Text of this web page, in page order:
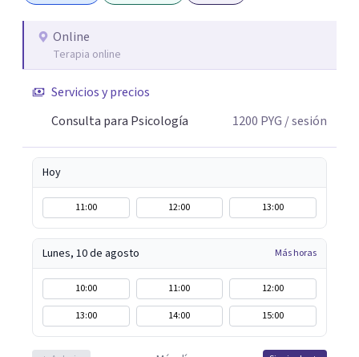
Online
Terapia online
Servicios y precios
Consulta para Psicología
1200 PYG / sesión
Hoy
11:00 12:00 13:00
Lunes, 10 de agosto Más horas
10:00 11:00
12:00
13:00
14:00 15:00